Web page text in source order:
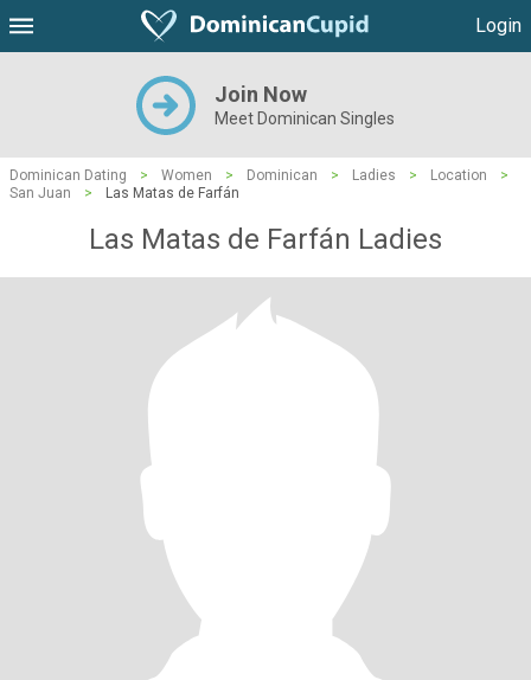
Login
Join Now
Meet Dominican Singles
Dominican Dating > Women > Dominican > Ladies > Location
>
San Juan
> Las Matas de Farfán
Las Matas de Farfán Ladies